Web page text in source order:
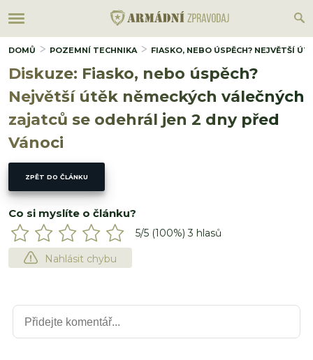
DOMŮ POZEMNÍ TECHNIKA FIASKO, NEBO ÚSPĚCH? NEJVĚTŠÍ
Diskuze: Fiasko, nebo úspěch?
Největší útěk německých válečných
zajatců se odehrál jen 2 dny před
Vánoci
ZPĚT DO ČLÁNKU
Co si myslíte o článku?
5/5 (100%)3 hlasů
Nahlásit chybu